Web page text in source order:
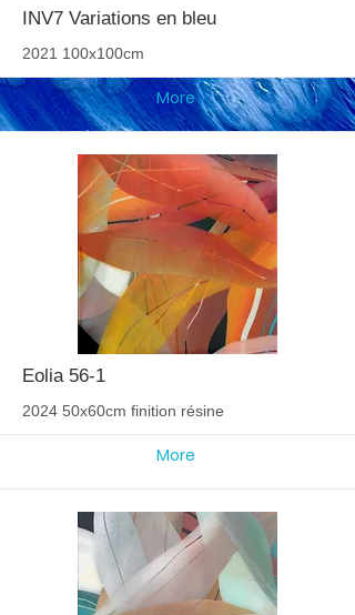
INV7 Variations en bleu
2021 100x100cm
More
Eolia 56-1
2024 50x60cm finition résine
More